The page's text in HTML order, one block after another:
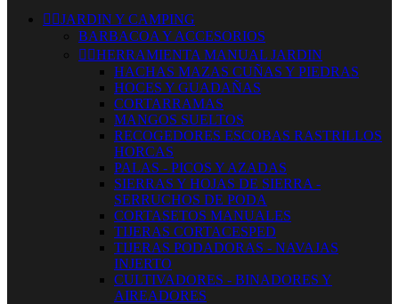
 JARDIN Y CAMPING
BARBACOA Y ACCESORIOS
 HERRAMIENTA MANUAL JARDIN
HACHAS MAZAS CUÑAS Y PIEDRAS
HOCES Y GUADAÑAS
CORTARRAMAS
MANGOS SUELTOS
RECOGEDORES ESCOBAS RASTRILLOS
HORCAS
PALAS - PICOS Y AZADAS
SIERRAS Y HOJAS DE SIERRA -
SERRUCHOS DE PODA
CORTASETOS MANUALES
TIJERAS CORTACESPED
TIJERAS PODADORAS - NAVAJAS
INJERTO
CULTIVADORES - BINADORES Y
AIREADORES